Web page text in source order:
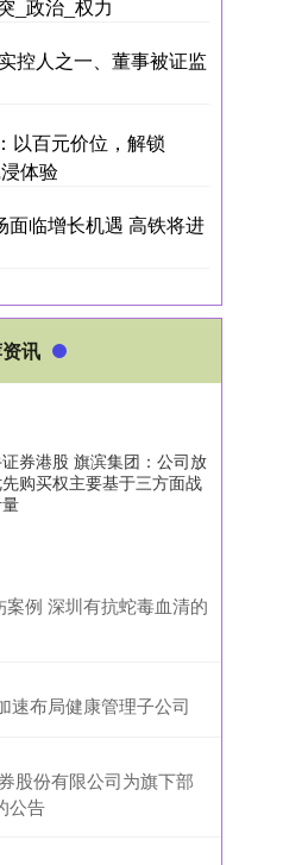
_政治_权力
控人之一、董事被证监
以百元价位，解锁
体验
面临增长机遇 高铁将进
讯
券港股 旗滨集团：公司放
购买权主要基于三方面战
例 深圳有抗蛇毒血清的
速布局健康管理子公司
股份有限公司为旗下部
公告